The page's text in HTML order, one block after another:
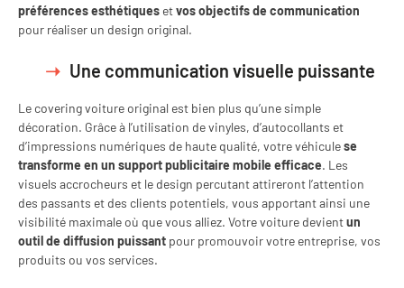
préférences esthétiques etvos objectifs de communication
pour réaliser un design original.
Une communication visuelle puissante
Le covering voiture original est bien plus qu’une simple
décoration. Grâce à l’utilisation de vinyles, d’autocollants et
d’impressions numériques de haute qualité, votre véhiculese
transforme en un support publicitaire mobile efficace. Les
visuels accrocheurs et le design percutant attireront l’attention
des passants et des clients potentiels, vous apportant ainsi une
visibilité maximale où que vous alliez. Votre voiture devientun
outil de diffusion puissant pour promouvoir votre entreprise, vos
produits ou vos services.